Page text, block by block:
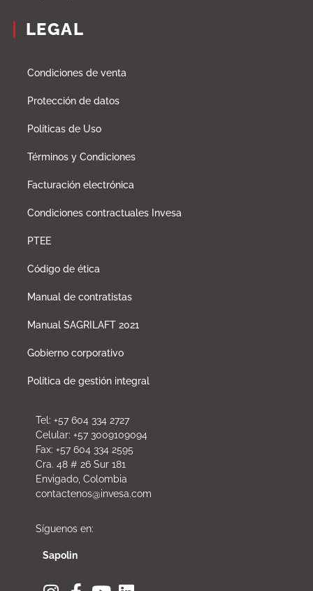
LEGAL
Condiciones de venta
Protección de datos
Políticas de Uso
Términos y Condiciones
Facturación electrónica
Condiciones contractuales Invesa
PTEE
Código de ética
Manual de contratistas
Manual SAGRILAFT 2021
Gobierno corporativo
Política de gestión integral
Tel: +57 604 334 2727
Celular: +57 3009109094
Fax: +57 604 334 2595
Cra. 48 # 26 Sur 181
Envigado, Colombia
contactenos@invesa.com
Síguenos en:
Sapolin